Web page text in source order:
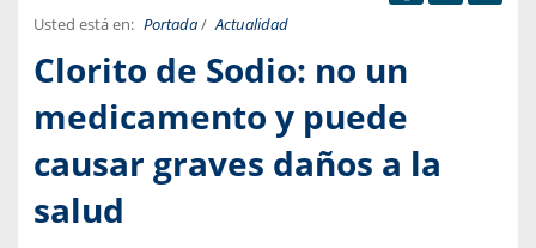
Usted está en: Portada/ Actualidad
Clorito de Sodio: no un
medicamento y puede
causar graves daños a la
salud